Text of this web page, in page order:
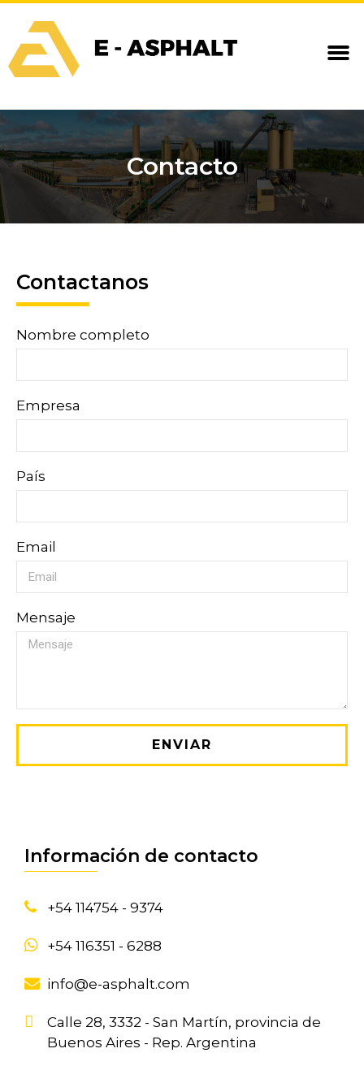
Contacto
Contactanos
Nombre completo
Empresa
País
Email
Mensaje
ENVIAR
Información de contacto
+54 114754 - 9374
+54 116351 - 6288
info@e-asphalt.com
Calle 28, 3332 - San Martín, provincia de
Buenos Aires - Rep. Argentina